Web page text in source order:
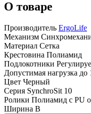
О товаре
Производитель ErgoLife
Механизм
Материал Сетка
Крестовина Полиамид
Подлокотники
Допустимая нагрузка до
Цвет Черный
Серия SynchroSit 10
Ролики Полиамид с PU
Ширина B